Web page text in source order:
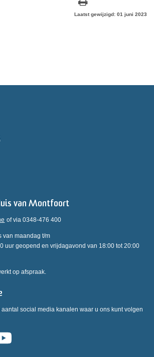
Laatst gewijzigd: 01 juni 2023
van Montfoort
of via 0348-476 400
van maandag t/m
uur geopend en vrijdagavond van 18:00 tot 20:00
op afspraak.
social media kanalen waar u ons kunt volgen